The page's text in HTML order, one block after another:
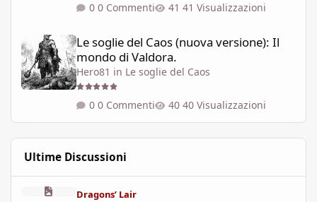
0 Commenti
41 Visualizzazioni
Le soglie del Caos (nuova versione): Il mondo di Valdora.
Le soglie del Caos (nuova versione): Il
mondo di Valdora.
Hero81 in Le soglie del Caos
0 Commenti 40 Visualizzazioni
Ultime Discussioni
Pausa Estiva degli Articoli
Dragons’ Lair